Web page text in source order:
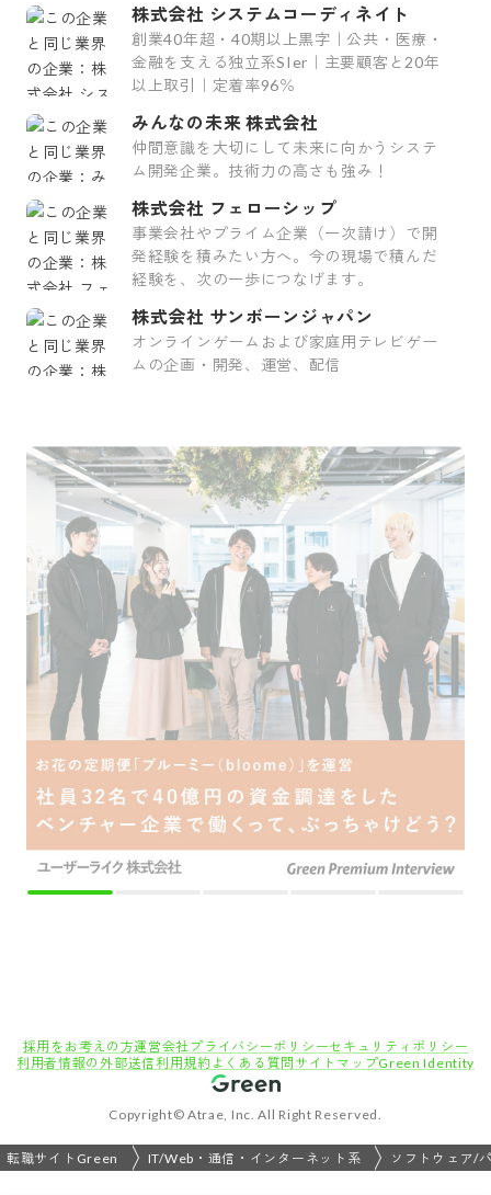
株式会社 システムコーディネイト
創業40年超・40期以上黒字｜公共・医療・
金融を支える独立系SIer｜主要顧客と20年
以上取引｜定着率96％
みんなの未来 株式会社
仲間意識を大切にして未来に向かうシステ
ム開発企業。技術力の高さも強み！
株式会社 フェローシップ
事業会社やプライム企業（一次請け）で開
発経験を積みたい方へ。今の現場で積んだ
経験を、次の一歩につなげます。
株式会社 サンボーンジャパン
オンラインゲームおよび家庭用テレビゲー
ムの企画・開発、運営、配信
採用をお考えの方 運営会社プライバシーポリシーセキュリティポリシー
利用者情報の外部送信
利用規約 よくある質問 サイトマップ Green Identity
Copyright© Atrae, Inc. All Right Reserved.
転職サイトGreen IT/Web・通信・インターネット系 ソフトウェア/